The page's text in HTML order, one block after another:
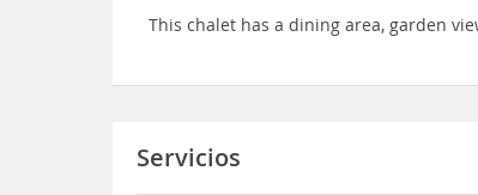
This chalet has a dining area, garden
Servicios